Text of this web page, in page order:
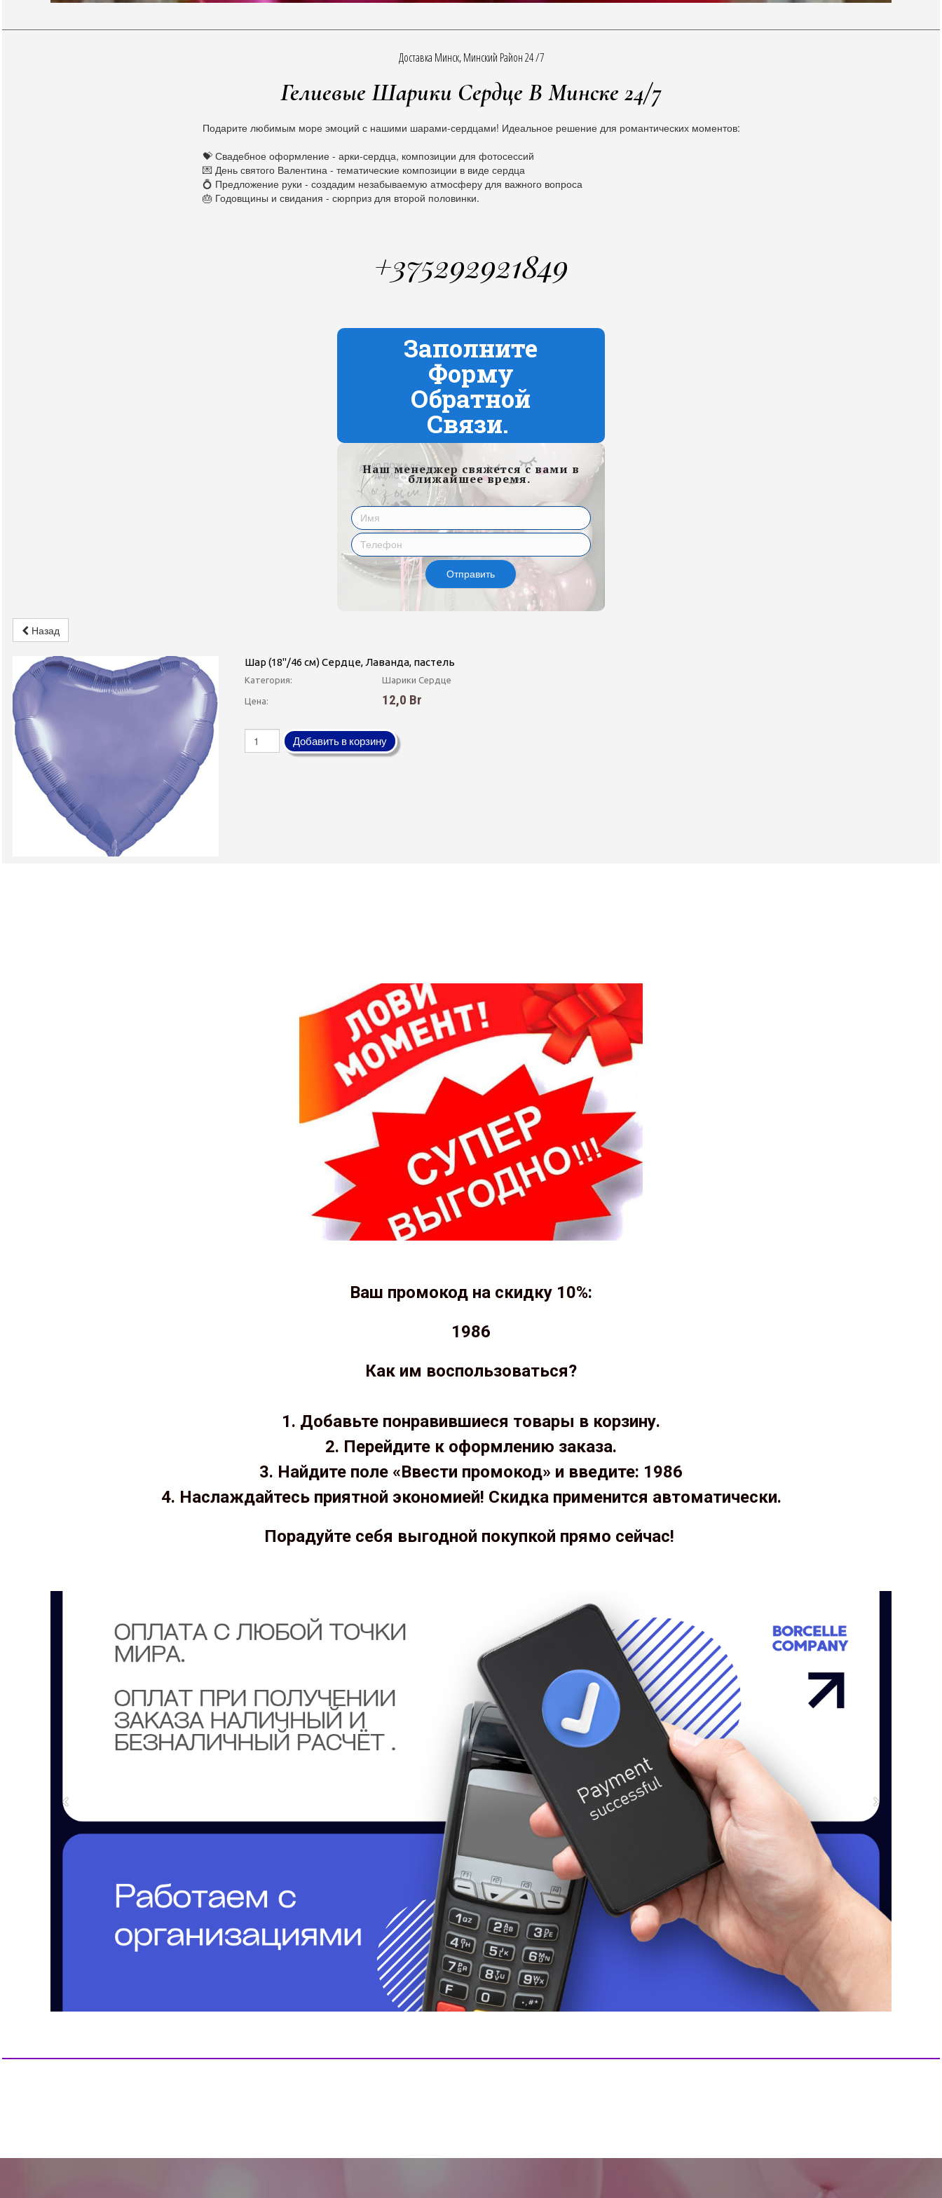
Доставка Минск, Минский Район 24 /7
Гелиевые Шарики Сердце В Минске 24/7
Подарите любимым море эмоций с нашими шарами-сердцами! Идеальное решение для романтических моментов:
💝 Свадебное оформление - арки-сердца, композиции для фотосессий
💌 День святого Валентина - тематические композиции в виде сердца
💍 Предложение руки - создадим незабываемую атмосферу для важного вопроса
🎂 Годовщины и свидания - сюрприз для второй половинки.
+375292921849
Заполните
Форму
Обратной
Связи.
Наш менеджер свяжется с вами в
ближайшее время.
Отправить
Назад
Шар (18''/46 см) Сердце, Лаванда, пастель
Категория: Шарики Сердце
Цена: 12,0 Br
Добавить в корзину
Ваш промокод на скидку 10%:
1986
Как им воспользоваться?
1. Добавьте понравившиеся товары в корзину.
2. Перейдите к оформлению заказа.
3. Найдите поле «Ввести промокод» и введите: 1986
4. Наслаждайтесь приятной экономией! Скидка применится автоматически.
Порадуйте себя выгодной покупкой прямо сейчас!